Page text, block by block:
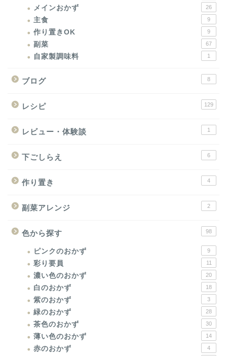
メインおかず 26
主食 9
作り置きOK 9
副菜 67
自家製調味料 1
ブログ 8
レシピ 129
レビュー・体験談 1
下ごしらえ 6
作り置き 4
副菜アレンジ 2
色から探す 98
ピンクのおかず 9
彩り要員 11
濃い色のおかず 20
白のおかず 18
紫のおかず 3
緑のおかず 28
茶色のおかず 30
薄い色のおかず 14
赤のおかず 4